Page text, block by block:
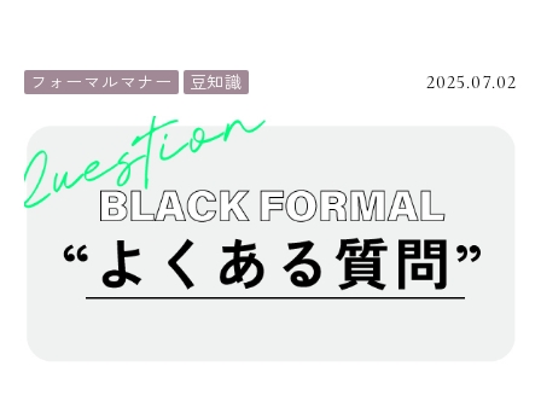
フォーマルマナー 豆知識 2025.07.02